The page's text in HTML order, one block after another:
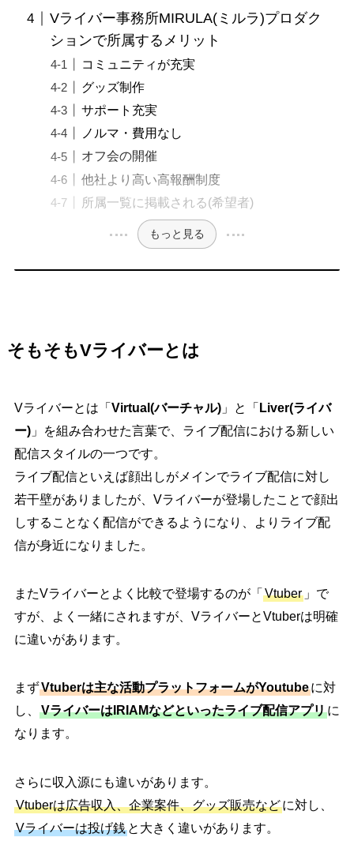
Vライバー事務所MIRULA(ミルラ)プロダク
ションで所属するメリット
コミュニティが充実
グッズ制作
サポート充実
ノルマ・費用なし
オフ会の開催
他社より高い高報酬制度
所属一覧に掲載される(希望者)
もっと見る
そもそもVライバーとは
Vライバーとは「Virtual(バーチャル)」と「Liver(ライバ
ー)」を組み合わせた言葉で、ライブ配信における新しい
配信スタイルの一つです。
ライブ配信といえば顔出しがメインでライブ配信に対し
若干壁がありましたが、Vライバーが登場したことで顔出
しすることなく配信ができるようになり、よりライブ配
信が身近になりました。
またVライバーとよく比較で登場するのが「Vtuber」で
すが、よく一緒にされますが、VライバーとVtuberは明確
に違いがあります。
まずVtuberは主な活動プラットフォームがYoutubeに対
し、
VライバーはIRIAMなどといったライブ配信アプリに
なります。
さらに収入源にも違いがあります。
Vtuberは広告収入、企業案件、グッズ販売などに対し、
Vライバーは投げ銭と大きく違いがあります。